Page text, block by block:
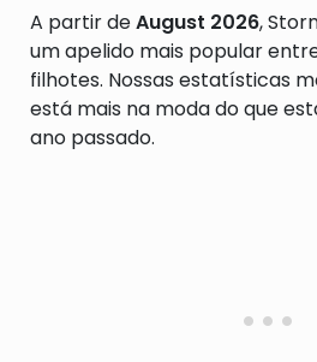
A partir deAugust 2026,
um apelido mais popular
filhotes. Nossas estatísticas
está mais na moda do que
ano passado.